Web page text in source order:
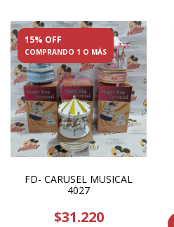
15% OFF
COMPRANDO 1 O MÁS
FD- CARUSEL MUSICAL
4027
$31.220